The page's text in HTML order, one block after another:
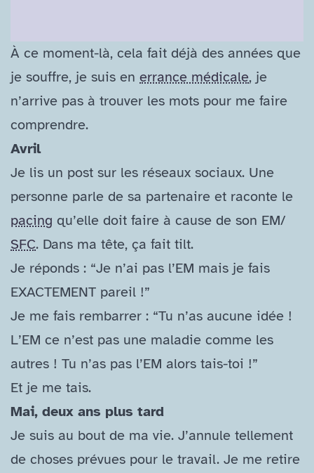
À ce moment-​là, cela fait déjà des années que
je souffre, je suis en errance médicale, je
n’arrive pas à trouver les mots pour me faire
comprendre.
Avril
Je lis un post sur les réseaux sociaux. Une
personne parle de sa partenaire et raconte le
pacing qu’elle doit faire à cause de son EM/​
SFC. Dans ma tête, ça fait tilt.
Je réponds : “Je n’ai pas l’EM mais je fais
EXACTEMENT pareil !”
Je me fais rembarrer : “Tu n’as aucune idée !
L’EM ce n’est pas une maladie comme les
autres ! Tu n’as pas l’EM alors tais-toi !”
Et je me tais.
Mai, deux ans plus tard
Je suis au bout de ma vie. J’annule tellement
de choses prévues pour le travail. Je me retire